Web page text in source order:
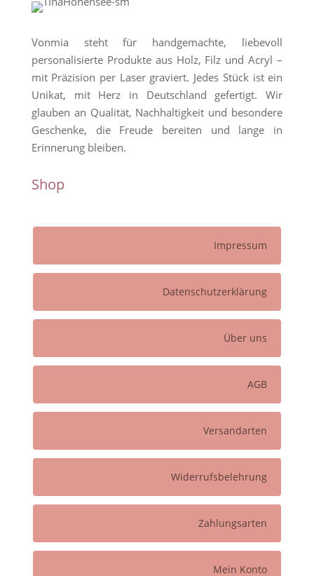
Vonmia steht für handgemachte, liebevoll
personalisierte Produkte aus Holz, Filz und Acryl –
mit Präzision per Laser graviert. Jedes Stück ist ein
Unikat, mit Herz in Deutschland gefertigt. Wir
glauben an Qualität, Nachhaltigkeit und besondere
Geschenke, die Freude bereiten und lange in
Erinnerung bleiben.
Shop
Impressum
Datenschutzerklärung
Über uns
AGB
Versandarten
Widerrufsbelehrung
Zahlungsarten
Mein Konto